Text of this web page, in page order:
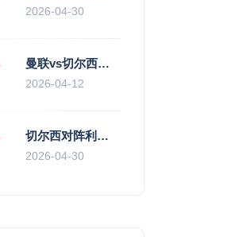
2026-04-30
曼联vs切尔西直播复盘：滕哈赫的“伪高位”与波切蒂诺的“无锋阵”，谁更拧巴？
2026-04-12
切尔西对阵利物浦，一场蓝红血脉里的恩怨与忠诚
2026-04-30